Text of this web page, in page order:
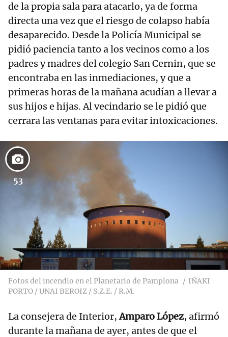
de la propia sala para atacarlo, ya de forma
directa una vez que el riesgo de colapso había
desaparecido. Desde la Policía Municipal se
pidió paciencia tanto a los vecinos como a los
padres y madres del colegio San Cernin, que se
encontraba en las inmediaciones, y que a
primeras horas de la mañana acudían a llevar a
sus hijos e hijas. Al vecindario se le pidió que
cerrara las ventanas para evitar intoxicaciones.
53
Fotos del incendio en el Planetario de Pamplona
IÑAKI
PORTO / UNAI BEROIZ / S.Z.E. / R.M.
La consejera de Interior,Amparo López, afirmó
durante la mañana de ayer, antes de que el